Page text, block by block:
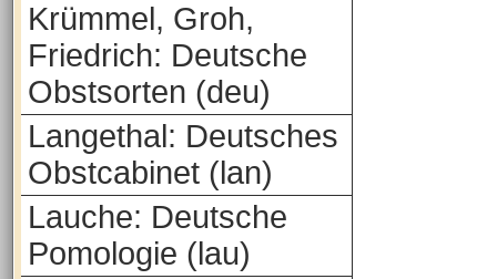
Krümmel, Groh,
Friedrich: Deutsche
Obstsorten (deu)
Langethal: Deutsches
Obstcabinet (lan)
Lauche: Deutsche
Pomologie (lau)